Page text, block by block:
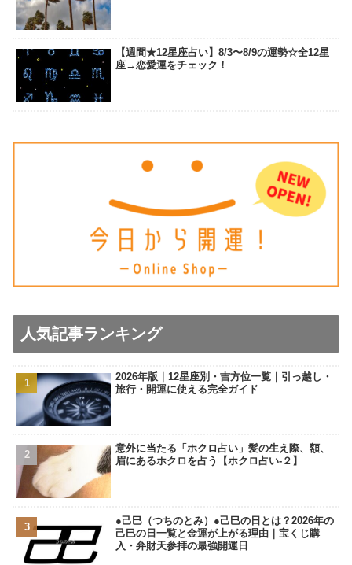
【週間★12星座占い】8/3〜8/9の運勢☆全12星
座→恋愛運をチェック！
人気記事ランキング
2026年版｜12星座別・吉方位一覧｜引っ越し・
旅行・開運に使える完全ガイド
意外に当たる「ホクロ占い」髪の生え際、額、
眉にあるホクロを占う【ホクロ占い‐２】
●己巳（つちのとみ）●己巳の日とは？2026年の
己巳の日一覧と金運が上がる理由｜宝くじ購
入・弁財天参拝の最強開運日